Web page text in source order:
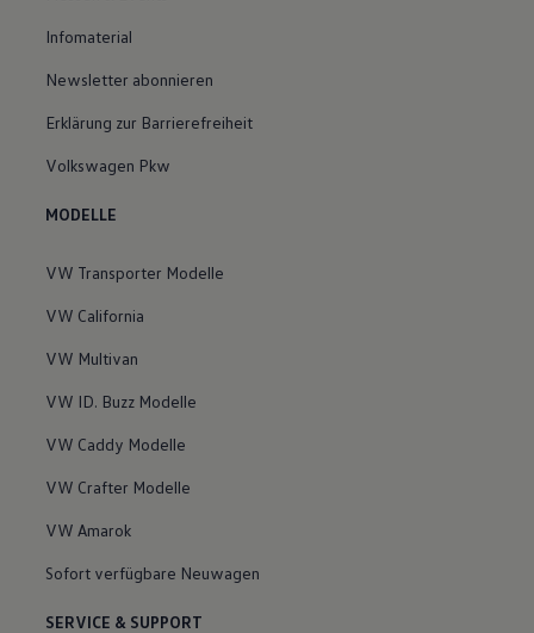
Infomaterial
Newsletter abonnieren
Erklärung zur Barrierefreiheit
Volkswagen Pkw
MODELLE
VW Transporter Modelle
VW California
VW Multivan
VW ID. Buzz Modelle
VW Caddy Modelle
VW Crafter Modelle
VW Amarok
Sofort verfügbare Neuwagen
SERVICE & SUPPORT